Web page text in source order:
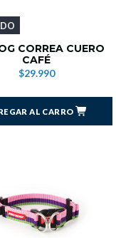
CORREA CUERO
CAFÉ
$29.990
AL CARRO